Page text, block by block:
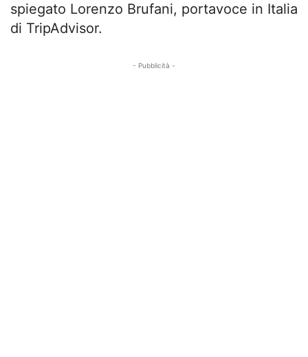
spiegato Lorenzo Brufani, portavoce in Italia
di TripAdvisor.
- Pubblicità -